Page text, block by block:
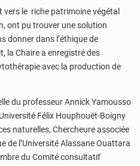
le riche patrimoine végétal
ont pu trouver une solution
donner dans l’éthique de
la Chaire a enregistré des
avec la production de
du professeur Annick Yamousso
Félix Houphouët-Boigny
naturelles, Chercheure associée
de l’Université Alassane Ouattara
du Comité consultatif